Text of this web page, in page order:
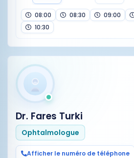
08:00 08:30 09:00
10:30
Dr. Fares Turki
Ophtalmologue
Afficher le numéro de téléphone